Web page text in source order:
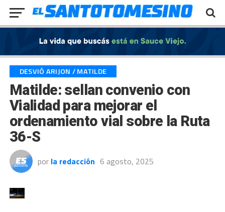
DESVIÓ ARIJON / MATILDE
Matilde: sellan convenio con
Vialidad para mejorar el
ordenamiento vial sobre la Ruta
36-S
por la redacción 6 agosto, 2025
Exit mobile version